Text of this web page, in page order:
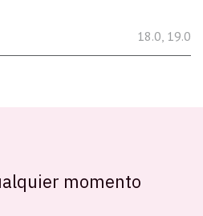
18.0 19.0
momento